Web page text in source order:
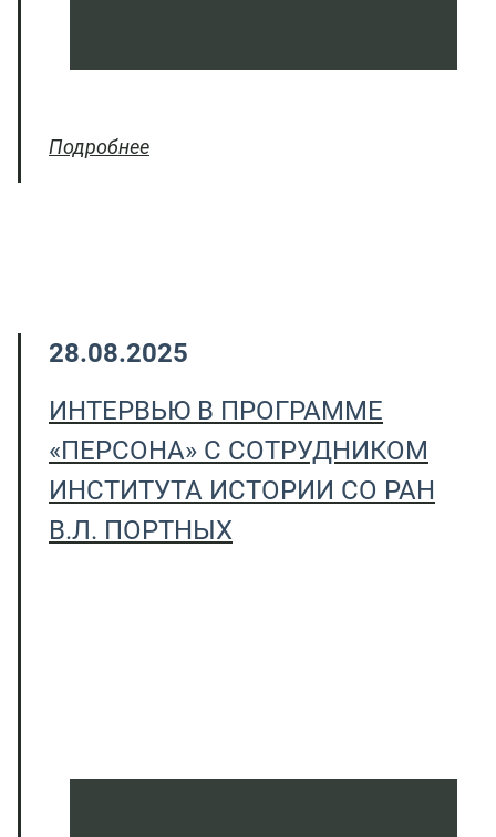
Подробнее
28.08.2025
ИНТЕРВЬЮ В ПРОГРАММЕ
«ПЕРСОНА» С СОТРУДНИКОМ
ИНСТИТУТА ИСТОРИИ СО РАН
В.Л. ПОРТНЫХ